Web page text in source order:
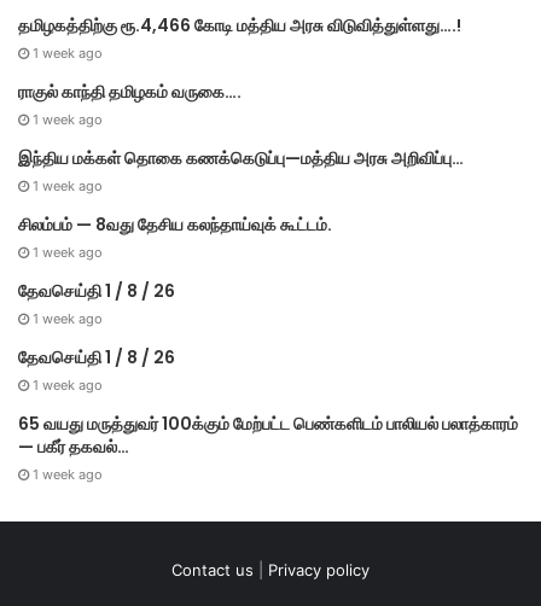
தமிழகத்திற்கு ரூ.4,466 கோடி மத்திய அரசு விடுவித்துள்ளது….!
1 week ago
ராகுல் காந்தி தமிழகம் வருகை….
1 week ago
இந்திய மக்கள் தொகை கணக்கெடுப்பு—மத்திய அரசு அறிவிப்பு…
1 week ago
சிலம்பம் — 8வது தேசிய கலந்தாய்வுக் கூட்டம்.
1 week ago
தேவசெய்தி 1 / 8 / 26
1 week ago
தேவசெய்தி 1 / 8 / 26
1 week ago
65 வயது மருத்துவர் 100க்கும் மேற்பட்ட பெண்களிடம் பாலியல் பலாத்காரம்
— பகீர் தகவல்…
1 week ago
Contact us Privacy policy